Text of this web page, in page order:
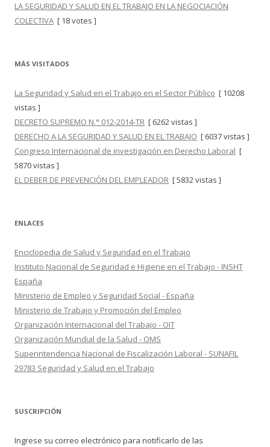
LA SEGURIDAD Y SALUD EN EL TRABAJO EN LA NEGOCIACIÓN
COLECTIVA [ 18 votes ]
MÁS VISITADOS
La Seguridad y Salud en el Trabajo en el Sector Público [ 10208
vistas ]
DECRETO SUPREMO N.° 012-2014-TR [ 6262 vistas ]
DERECHO A LA SEGURIDAD Y SALUD EN EL TRABAJO [ 6037 vistas ]
Congreso Internacional de investigación en Derecho Laboral [
5870 vistas ]
EL DEBER DE PREVENCIÓN DEL EMPLEADOR [ 5832 vistas ]
ENLACES
Enciclopedia de Salud y Seguridad en el Trabajo
Instituto Nacional de Seguridad e Higiene en el Trabajo - INSHT
España
Ministerio de Empleo y Seguridad Social - España
Ministerio de Trabajo y Promoción del Empleo
Organización Internacional del Trabajo - OIT
Organización Mundial de la Salud - OMS
Superintendencia Nacional de Fiscalización Laboral - SUNAFIL
29783 Seguridad y Salud en el Trabajo
SUSCRIPCIÓN
Ingrese su correo electrónico para notificarlo de las